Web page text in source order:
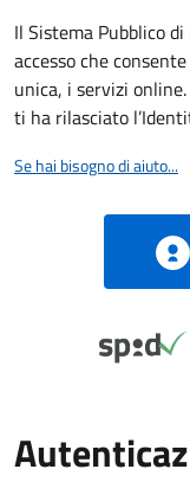
Il Sistema Pubblico
accesso che
unica, i servizi
ti ha rilasciato
Se hai bisogno di aiuto...